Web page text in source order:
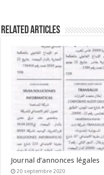
Related Articles
Journal d’annonces légales
20 septembre 2020